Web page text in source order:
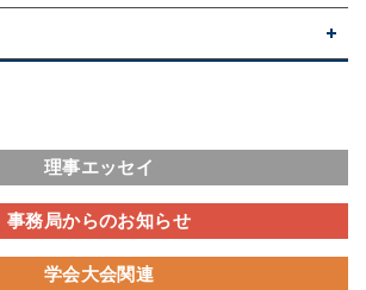
理事エッセイ
事務局からのお知らせ
学会大会関連